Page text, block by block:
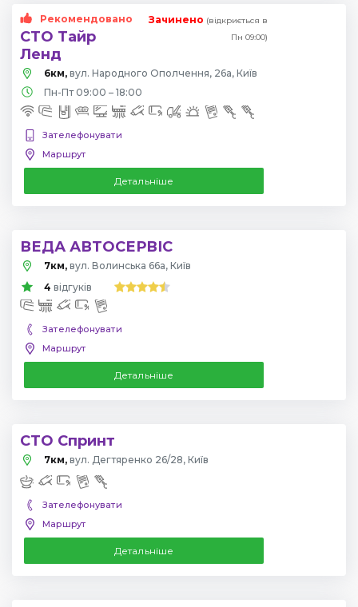
Рекомендовано
СТО Тайр
Ленд
Зачинено (відкриється в
Пн 09:00)
6км, вул. Народного Ополчення, 26а, Київ
Пн-Пт 09:00 – 18:00
Зателефонувати
Маршрут
Детальніше
ВЕДА АВТОСЕРВІС
7км, вул. Волинська 66а, Київ
4 відгуків
Зателефонувати
Маршрут
Детальніше
СТО Спринт
7км, вул. Дегтяренко 26/28, Київ
Зателефонувати
Маршрут
Детальніше